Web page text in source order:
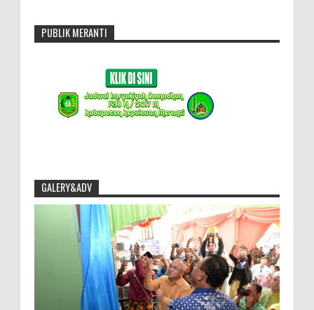
PUBLIK MERANTI
GALERY&ADV